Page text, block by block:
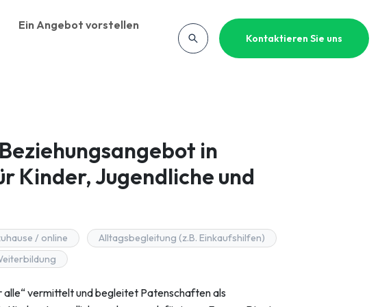
Ein Angebot vorstellen
Kontaktieren Sie uns
in
Kinder, Jugendliche und
/ online
Alltagsbegleitung (z.B. Einkaufshilfen)
alle“ vermittelt und begleitet Patenschaften als